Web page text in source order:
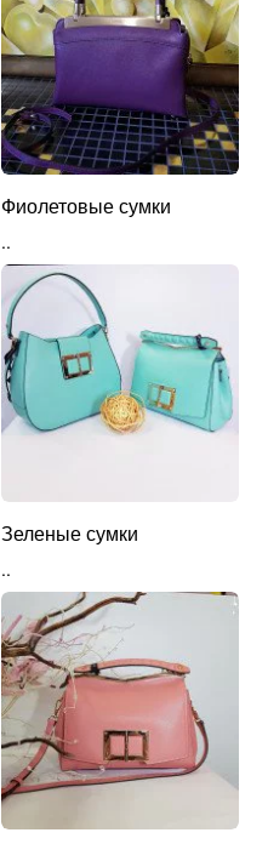
Фиолетовые сумки
..
Зеленые сумки
..